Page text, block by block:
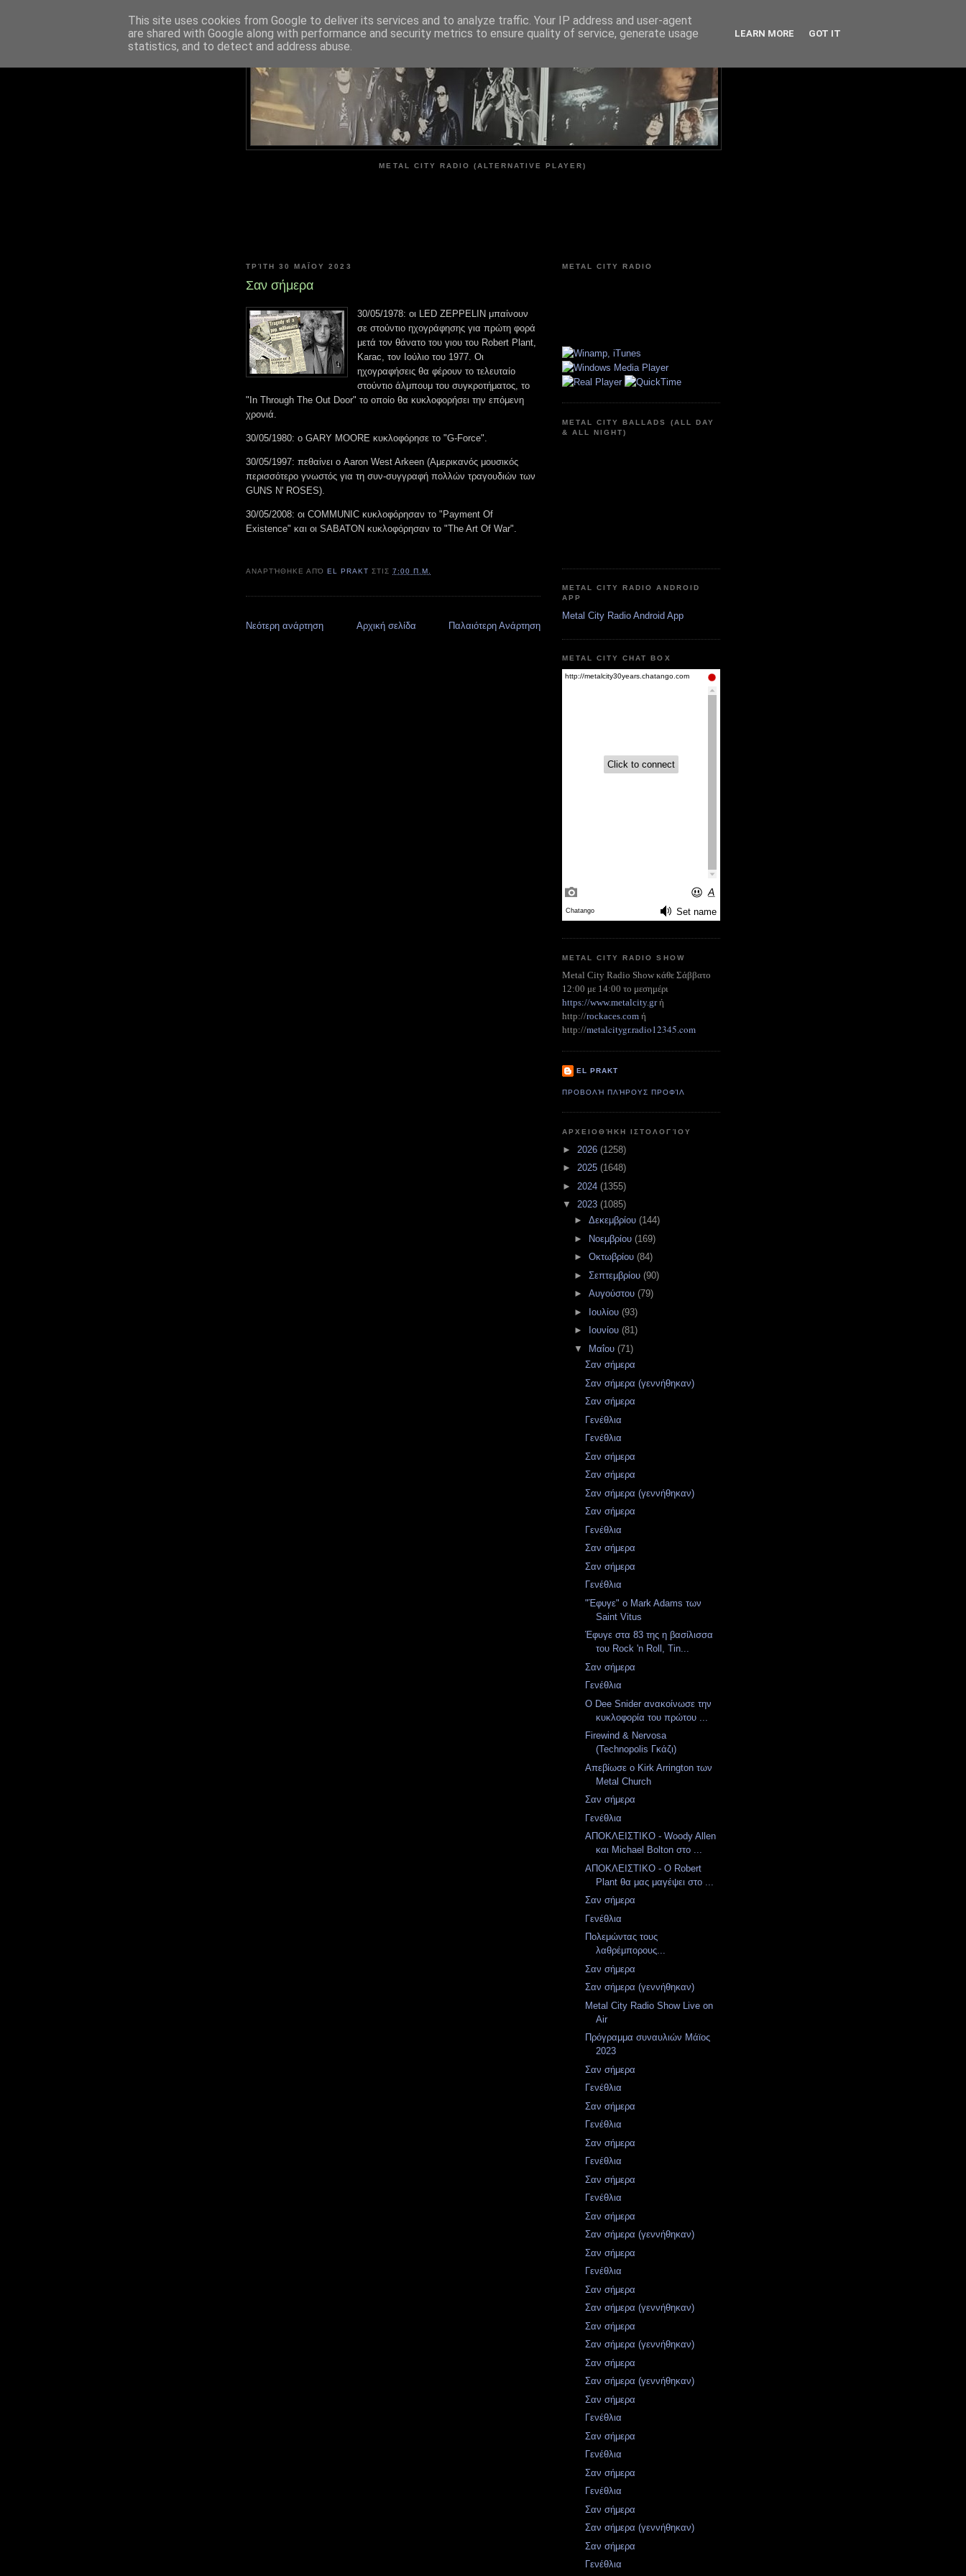
METAL CITY
METAL CITY RADIO (ALTERNATIVE PLAYER)
ΤΡΊΤΗ 30 ΜΑΪ́ΟΥ 2023
Σαν σήμερα
30/05/1978: οι LED ZEPPELIN μπαίνουν
σε στούντιο ηχογράφησης για πρώτη φορά
μετά τον θάνατο του γιου του Robert Plant,
Karac, τον Ιούλιο του 1977. Οι
ηχογραφήσεις θα φέρουν το τελευταίο
στούντιο άλμπουμ του συγκροτήματος, το
"In Through The Out Door" το οποίο θα κυκλοφορήσει την επόμενη
χρονιά.
30/05/1980: ο GARY MOORE κυκλοφόρησε το "G-Force".
30/05/1997: πεθαίνει ο Aaron West Arkeen (Αμερικανός μουσικός
περισσότερο γνωστός για τη συν-συγγραφή πολλών τραγουδιών των
GUNS N' ROSES).
30/05/2008: οι COMMUNIC κυκλοφόρησαν το "Payment Of
Existence" και οι SABATON κυκλοφόρησαν το "The Art Of War".
ΑΝΑΡΤΉΘΗΚΕ ΑΠΌEL PRAKT ΣΤΙΣ7:00 Π.Μ.
Νεότερη ανάρτηση Παλαιότερη Ανάρτηση
Αρχική σελίδα
METAL CITY RADIO
METAL CITY BALLADS (ALL DAY
& ALL NIGHT)
METAL CITY RADIO ANDROID
APP
Metal City Radio Android App
METAL CITY CHAT BOX
METAL CITY RADIO SHOW
Metal City Radio Show κάθε Σάββατο
12:00 με 14:00 το μεσημέρι
https://www.metalcity.grή
http://rockaces.com ή
http://metalcitygr.radio12345.com
EL PRAKT
ΠΡΟΒΟΛΉ ΠΛΉΡΟΥΣ ΠΡΟΦΊΛ
ΑΡΧΕΙΟΘΉΚΗ ΙΣΤΟΛΟΓΊΟΥ
► 2026 (1258)
► 2025 (1648)
► 2024 (1355)
▼ 2023 (1085)
► Δεκεμβρίου (144)
►
Νοεμβρίου (169)
► Οκτωβρίου (84)
► Σεπτεμβρίου (90)
► Αυγούστου (79)
►
Ιουλίου (93)
►
Ιουνίου (81)
▼
Μαΐου (71)
Σαν σήμερα
Σαν σήμερα (γεννήθηκαν)
Σαν σήμερα
Γενέθλια
Γενέθλια
Σαν σήμερα
Σαν σήμερα
Σαν σήμερα (γεννήθηκαν)
Σαν σήμερα
Γενέθλια
Σαν σήμερα
Σαν σήμερα
Γενέθλια
"Έφυγε" ο Mark Adams των
Saint Vitus
Έφυγε στα 83 της η βασίλισσα
του Rock 'n Roll, Tin...
Σαν σήμερα
Γενέθλια
Ο Dee Snider ανακοίνωσε την
κυκλοφορία του πρώτου ...
Firewind & Nervosa
(Technopolis Γκάζι)
Απεβίωσε ο Kirk Arrington των
Metal Church
Σαν σήμερα
Γενέθλια
ΑΠΟΚΛΕΙΣΤΙΚΟ - Woody Allen
και Michael Bolton στο ...
ΑΠΟΚΛΕΙΣΤΙΚΟ - Ο Robert
Plant θα μας μαγέψει στο ...
Σαν σήμερα
Γενέθλια
Πολεμώντας τους
λαθρέμπορους...
Σαν σήμερα
Σαν σήμερα (γεννήθηκαν)
Metal City Radio Show Live on
Air
Πρόγραμμα συναυλιών Μάϊος
2023
Σαν σήμερα
Γενέθλια
Σαν σήμερα
Γενέθλια
Σαν σήμερα
Γενέθλια
Σαν σήμερα
Γενέθλια
Σαν σήμερα
Σαν σήμερα (γεννήθηκαν)
Σαν σήμερα
Γενέθλια
Σαν σήμερα
Σαν σήμερα (γεννήθηκαν)
Σαν σήμερα
Σαν σήμερα (γεννήθηκαν)
Σαν σήμερα
Σαν σήμερα (γεννήθηκαν)
Σαν σήμερα
Γενέθλια
Σαν σήμερα
Γενέθλια
Σαν σήμερα
Γενέθλια
Σαν σήμερα
Σαν σήμερα (γεννήθηκαν)
Σαν σήμερα
Γενέθλια
This site uses cookies from Google to deliver its services and to analyze traffic. Your IP address and user-agent
are shared with Google along with performance and security metrics to ensure quality of service, generate usage
statistics, and to detect and address abuse.
LEARN MORE GOT IT